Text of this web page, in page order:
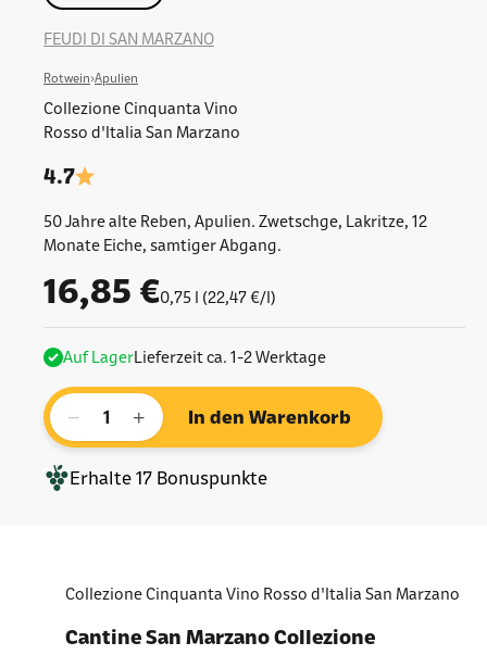
FEUDI DI SAN MARZANO
Rotwein›Apulien
Collezione Cinquanta Vino
Rosso d'Italia San Marzano
4.7
50 Jahre alte Reben, Apulien. Zwetschge, Lakritze, 12
Monate Eiche, samtiger Abgang.
Angebot
16,85 €0,75 l (22,47 €/l)
Auf LagerLieferzeit ca. 1-2 Werktage
− + In den Warenkorb
Erhalte 17 Bonuspunkte
Collezione Cinquanta Vino Rosso d'Italia San Marzano
Cantine San Marzano Collezione